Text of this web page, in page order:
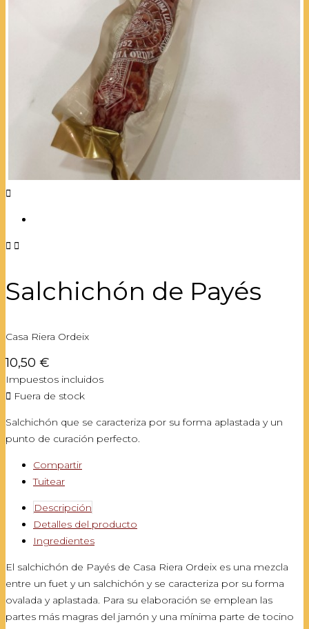

 
Salchichón de Payés
Casa Riera Ordeix
10,50 €
Impuestos incluidos
 Fuera de stock
Salchichón que se caracteriza por su forma aplastada y un
punto de curación perfecto.
Compartir
Tuitear
Descripción
Detalles del producto
Ingredientes
El salchichón de Payés de Casa Riera Ordeix es una mezcla
entre un fuet y un salchichón y se caracteriza por su forma
ovalada y aplastada. Para su elaboración se emplean las
partes más magras del jamón y una mínima parte de tocino